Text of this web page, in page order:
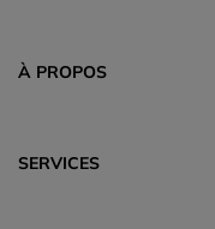
À PROPOS
SERVICES